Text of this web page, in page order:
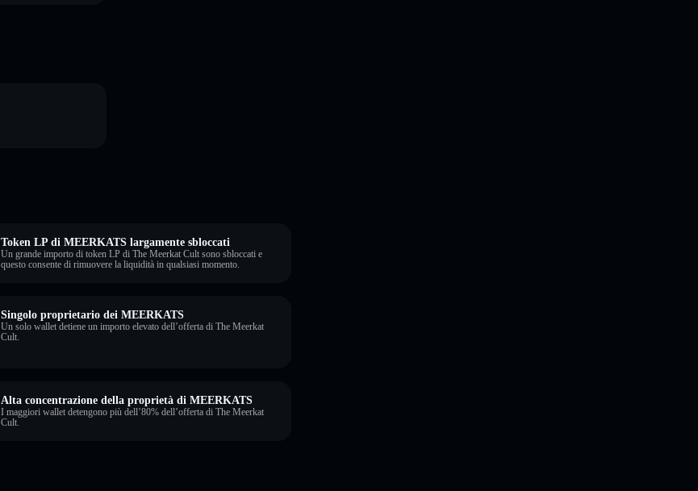
Token LP di MEERKATS largamente sbloccati
Un grande importo di token LP di The Meerkat Cult sono sbloccati e
questo consente di rimuovere la liquidità in qualsiasi momento.
Singolo proprietario dei MEERKATS
Un solo wallet detiene un importo elevato dell’offerta di The Meerkat
Cult.
Alta concentrazione della proprietà di MEERKATS
I maggiori wallet detengono più dell’80% dell’offerta di The Meerkat
Cult.